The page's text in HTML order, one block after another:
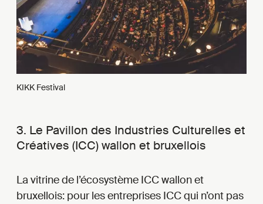
KIKK Festival
3. Le Pavillon des Industries Culturelles et
Créatives (ICC) wallon et bruxellois
La vitrine de l’écosystème ICC wallon et
bruxellois: pour les entreprises ICC qui n’ont pas